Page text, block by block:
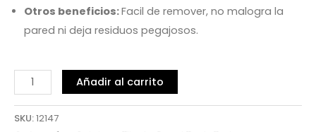
Otros beneficios:Facil de remover, no malogra la
pared ni deja residuos pegajosos.
Añadir al carrito
SKU:12147